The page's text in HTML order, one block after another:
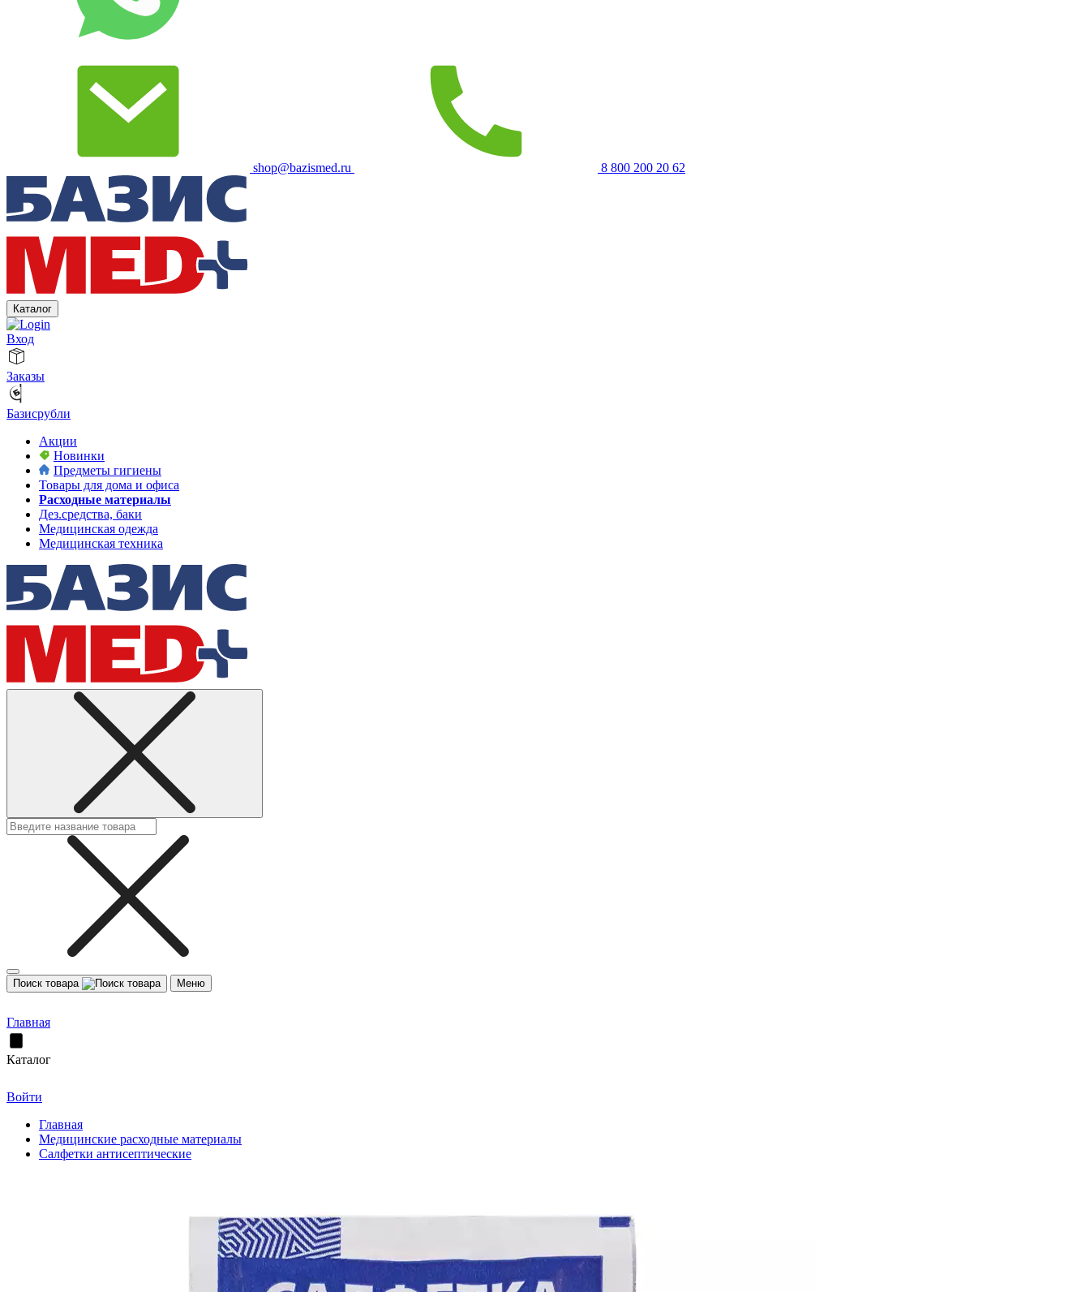
shop@bazismed.ru 8 800 200 20 62
Каталог
Вход
Заказы
Базисрубли
Акции
Новинки
Предметы гигиены
Товары для дома и офиса
Расходные материалы
Дез.средства, баки
Медицинская одежда
Медицинская техника
Поиск товара Меню
Главная
Каталог
Войти
Главная
Медицинские расходные материалы
Салфетки антисептические